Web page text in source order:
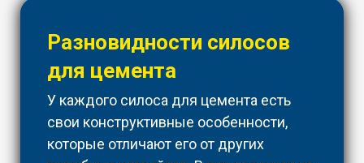
Разновидности силосов
для цемента
У каждого силоса для цемента есть
свои конструктивные особенности,
которые отличают его от других